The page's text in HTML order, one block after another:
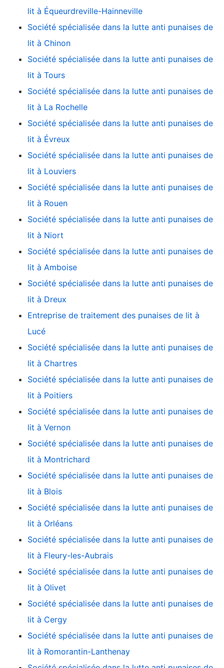
lit à Équeurdreville-Hainneville
Société spécialisée dans la lutte anti punaises de
lit à Chinon
Société spécialisée dans la lutte anti punaises de
lit à Tours
Société spécialisée dans la lutte anti punaises de
lit à La Rochelle
Société spécialisée dans la lutte anti punaises de
lit à Évreux
Société spécialisée dans la lutte anti punaises de
lit à Louviers
Société spécialisée dans la lutte anti punaises de
lit à Rouen
Société spécialisée dans la lutte anti punaises de
lit à Niort
Société spécialisée dans la lutte anti punaises de
lit à Amboise
Société spécialisée dans la lutte anti punaises de
lit à Dreux
Entreprise de traitement des punaises de lit à
Lucé
Société spécialisée dans la lutte anti punaises de
lit à Chartres
Société spécialisée dans la lutte anti punaises de
lit à Poitiers
Société spécialisée dans la lutte anti punaises de
lit à Vernon
Société spécialisée dans la lutte anti punaises de
lit à Montrichard
Société spécialisée dans la lutte anti punaises de
lit à Blois
Société spécialisée dans la lutte anti punaises de
lit à Orléans
Société spécialisée dans la lutte anti punaises de
lit à Fleury-les-Aubrais
Société spécialisée dans la lutte anti punaises de
lit à Olivet
Société spécialisée dans la lutte anti punaises de
lit à Cergy
Société spécialisée dans la lutte anti punaises de
lit à Romorantin-Lanthenay